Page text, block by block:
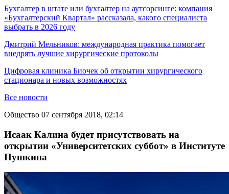
Бухгалтер в штате или бухгалтер на аутсорсинге: компания
«Бухгалтерский Квартал» рассказала, какого специалиста
выбрать в 2026 году
Дмитрий Мельников: международная практика помогает
внедрять лучшие хирургические протоколы
Цифровая клиника Биочек об открытии хирургического
стационара и новых возможностях
Все новости
Общество 07 сентября 2018, 02:14
Исаак Калина будет присутствовать на
открытии «Университетских суббот» в Институте
Пушкина